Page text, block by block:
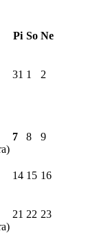
Pi So Ne
31 1 2
7 8 9
14 15 16
21 22 23